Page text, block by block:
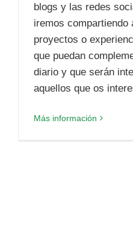
blogs y las redes
iremos
proyectos o
que puedan
diario y que serán
aquellos que os
Más información